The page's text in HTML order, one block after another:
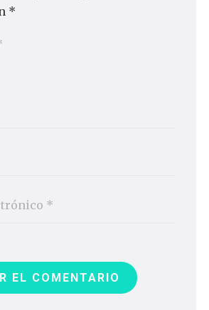
*
EL COMENTARIO